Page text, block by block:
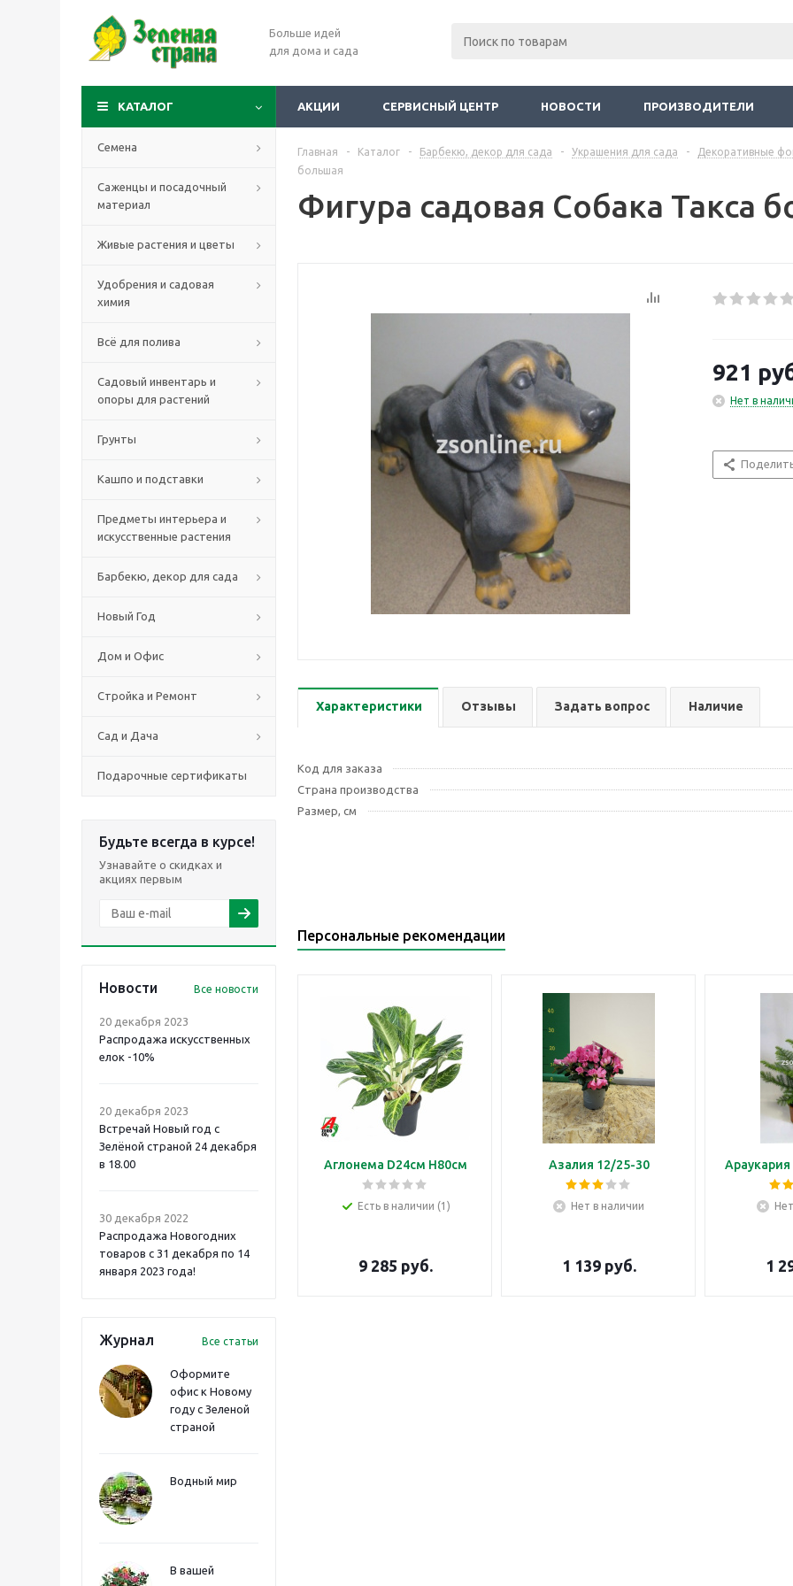
Больше идей
для дома и сада
КАТАЛОГ АКЦИИ СЕРВИСНЫЙ ЦЕНТР НОВОСТИ ПРОИЗВОДИТЕЛИ
Семена
Саженцы и посадочный
материал
Живые растения и цветы
Удобрения и садовая
химия
Всё для полива
Садовый инвентарь и
опоры для растений
Грунты
Кашпо и подставки
Предметы интерьера и
искусственные растения
Барбекю, декор для сада
Новый Год
Дом и Офис
Стройка и Ремонт
Сад и Дача
Подарочные сертификаты
Будьте всегда в курсе!
Узнавайте о скидках и
акциях первым
Новости Все новости
20 декабря 2023
Распродажа искусственных
елок -10%
20 декабря 2023
Встречай Новый год с
Зелёной страной 24 декабря
в 18.00
30 декабря 2022
Распродажа Новогодних
товаров с 31 декабря по 14
января 2023 года!
Журнал Все статьи
Оформите
офис к Новому
году с Зеленой
страной
Водный мир
В вашей
Главная - Каталог - Барбекю, декор для сада - Украшения для сада - Декоративные
большая
Фигура садовая Собака Такса
921
Нет в
Характеристики Отзывы Задать вопрос Наличие
Код для заказа
Страна производства
Размер, см
Персональные рекомендации
Аглонема D24см H80см
Есть в наличии (1)
9 285 руб.
Азалия 12/25-30
Нет в наличии
1 139руб.
Араукария
1